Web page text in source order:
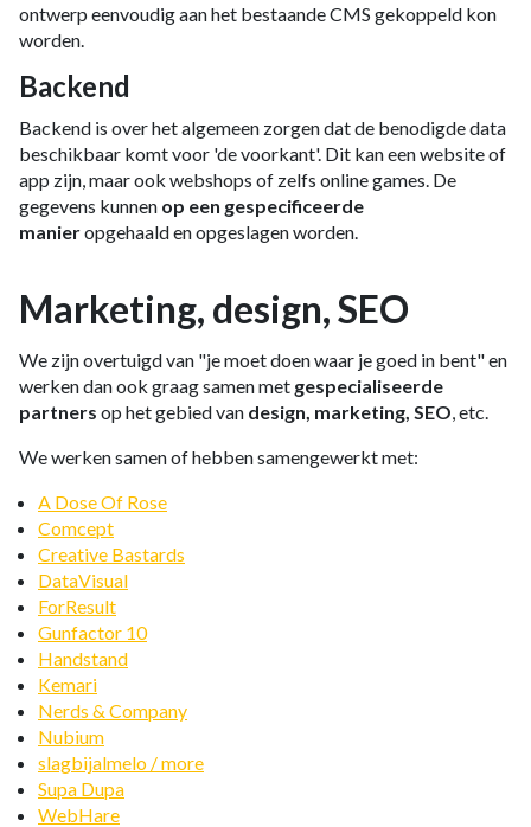
ontwerp eenvoudig aan het bestaande CMS gekoppeld kon
worden.
Backend
Backend is over het algemeen zorgen dat de benodigde data
beschikbaar komt voor 'de voorkant'. Dit kan een website of
app zijn, maar ook webshops of zelfs online games. De
gegevens kunnen op een gespecificeerde
manieropgehaald en opgeslagen worden.
Marketing, design, SEO
We zijn overtuigd van "je moet doen waar je goed in bent" en
werken dan ook graag samen met gespecialiseerde
partners op het gebied van design, marketing, SEO, etc.
We werken samen of hebben samengewerkt met:
A Dose Of Rose
Comcept
Creative Bastards
DataVisual
ForResult
Gunfactor 10
Handstand
Kemari
Nerds & Company
Nubium
slagbijalmelo / more
Supa Dupa
WebHare